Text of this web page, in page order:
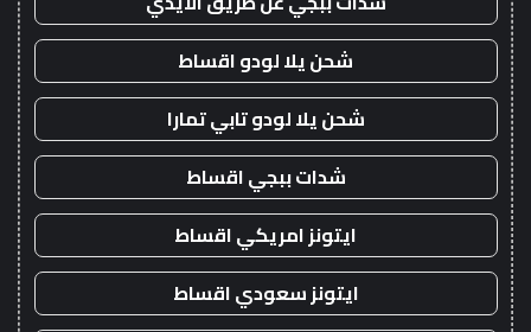
شحن يلا لودو اقساط
شحن يلا لودو تابي تمارا
شدات ببجي اقساط
ايتونز امريكي اقساط
ايتونز سعودي اقساط